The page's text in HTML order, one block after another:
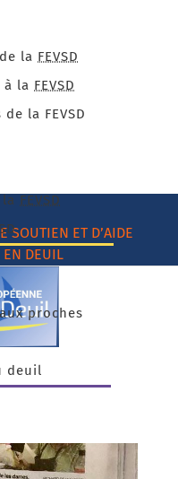
SOUTIEN ET D’AIDE
EN DEUIL
la FEVSD
à la FEVSD
la FEVSD
FEVSD
proches
deuil